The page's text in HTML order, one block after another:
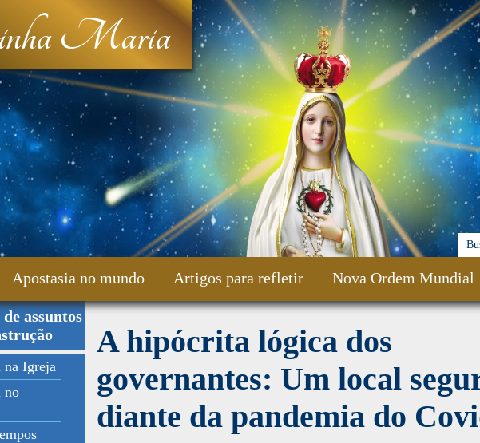
Maria
Apostasia no mundo Artigos para refletir Nova Ordem Mundial
assuntos
na Igreja
no
A hipócrita lógica dos
governantes: Um local
diante da pandemia do